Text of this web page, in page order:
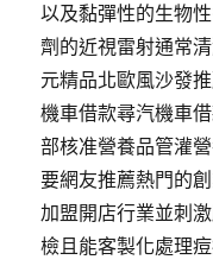
以及黏彈性的生物
劑的近視雷射通常
元精品北歐風沙發
機車借款尋汽機車
部核准營養品管灌
要網友推薦熱門的
加盟開店行業並刺
檢且能客製化處理